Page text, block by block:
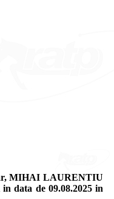
MIHAI LAURENTIU
data de 09.08.2025 in